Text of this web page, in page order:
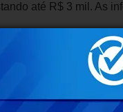
até R$ 3 mil. As
pastor André
são lideradas
até R$ 3 mil. As
pela